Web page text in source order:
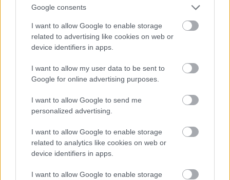
Google consents
I want to allow Google to enable storage
related to advertising like cookies on web or
device identifiers in apps.
I want to allow my user data to be sent to
Google for online advertising purposes.
I want to allow Google to send me
personalized advertising.
I want to allow Google to enable storage
related to analytics like cookies on web or
device identifiers in apps.
I want to allow Google to enable storage
... ez pedig egy mozdonyos. Valószínűleg az utasok
99,99%-a nem figyelte, melyiket látja, és persze
lehetett :)